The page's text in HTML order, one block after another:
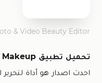
& Video Beauty Editor
تحميل تطبيق YouCam Makeup مهكر
احدث اصدار هو أداة